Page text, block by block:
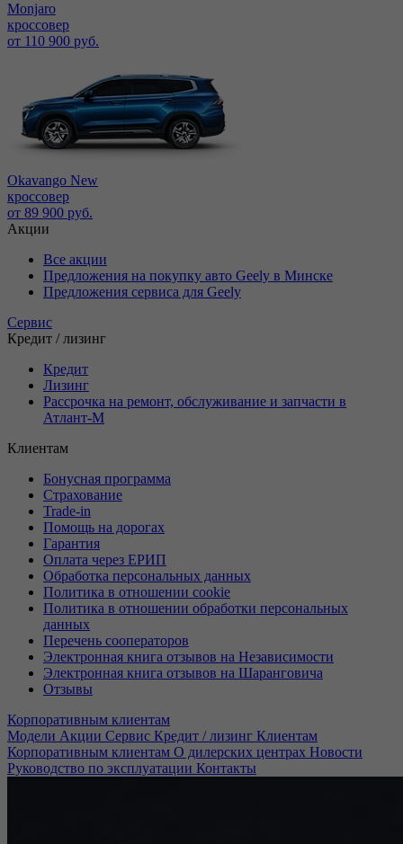
Monjaro
кроссовер
от 110 900 руб.
Okavango New
кроссовер
от 89 900 руб.
Акции
Все акции
Предложения на покупку авто Geely в Минске
Предложения сервиса для Geely
Сервис
Кредит / лизинг
Кредит
Лизинг
Рассрочка на ремонт, обслуживание и запчасти в
Атлант-М
Клиентам
Бонусная программа
Страхование
Trade-in
Помощь на дорогах
Гарантия
Оплата через ЕРИП
Обработка персональных данных
Политика в отношении cookie
Политика в отношении обработки персональных
данных
Перечень сооператоров
Электронная книга отзывов на Независимости
Электронная книга отзывов на Шаранговича
Отзывы
Корпоративным клиентам
Модели Акции Сервис Кредит / лизинг Клиентам
Корпоративным клиентам О дилерских центрах Новости
Руководство по эксплуатации Контакты